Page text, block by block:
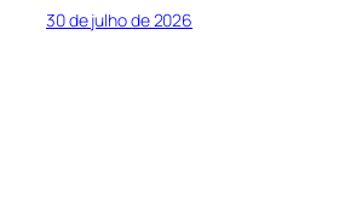
30 de julho de 2026